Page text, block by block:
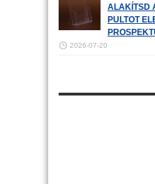
ALAKÍTSD
PULTOT
2026-07-20